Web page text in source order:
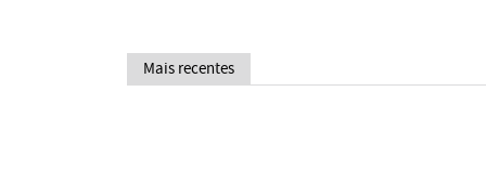
Mais recentes